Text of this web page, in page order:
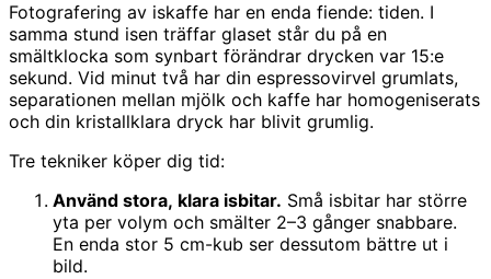
Fotografering av iskaffe har en enda fiende: tiden. I
samma stund isen träffar glaset står du på en
smältklocka som synbart förändrar drycken var 15:e
sekund. Vid minut två har din espressovirvel grumlats,
separationen mellan mjölk och kaffe har homogeniserats
och din kristallklara dryck har blivit grumlig.
Tre tekniker köper dig tid:
Använd stora, klara isbitar. Små isbitar har större
yta per volym och smälter 2–3 gånger snabbare.
En enda stor 5 cm-kub ser dessutom bättre ut i
bild.